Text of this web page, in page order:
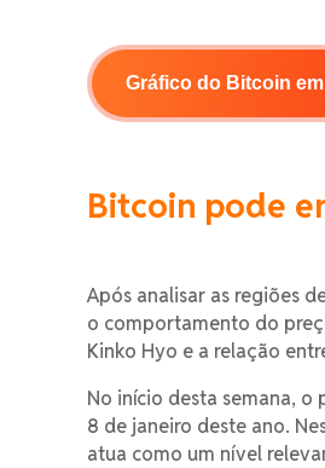
Gráfico do Bitcoin
Bitcoin pode
Após analisar as regiões
o comportamento do
Kinko Hyo e a relação
No início desta semana,
8 de janeiro deste ano.
atua como um nível